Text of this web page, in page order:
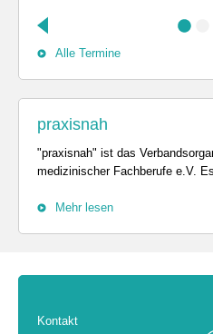
Alle Termine
praxisnah
"praxisnah" ist das
medizinischer Fachberufe e.V.
Mehr lesen
Kontakt